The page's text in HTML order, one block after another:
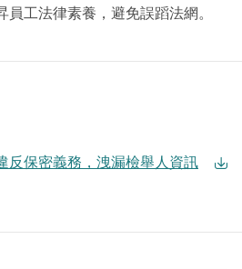
工法律素養，避免誤蹈法網。
反保密義務，洩漏檢舉人資訊